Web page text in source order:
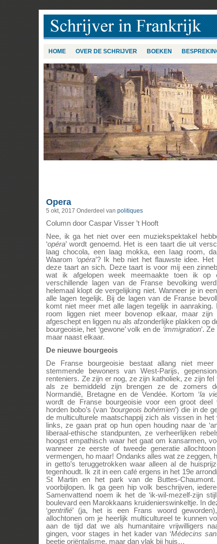
HOME OVER DE SCHRIJVER BOEKEN
Opera
5 okt, 2017 Onderdeel van politiques
Column door Caspar Visser ’t Hooft
Nee, ik ga het niet over een muziekspektakel
‘opéra’ wordt genoemd. Het is een taart die uit
laag chocola, een laag mokka, een laag room,
Waarom ‘opéra’? Ik heb niet het flauwste idee.
deze taart an sich. Deze taart is voor mij een
wat ik afgelopen week meemaakte toen ik op
verschillende lagen van de Franse bevolking
helemaal klopt de vergelijking niet. Wanneer je in een
alle lagen tegelijk. Bij de lagen van de Franse
komt niet meer met alle lagen tegelijk in
room liggen niet meer bovenop elkaar, maar
afgeschept en liggen nu als afzonderlijke plakken op
bourgeoisie, het ‘gewone’ volk en de ‘immigration’.
maar naast elkaar.
De nieuwe bourgeois
De Franse bourgeoisie bestaat allang niet
stemmende bewoners van West-Parijs,
renteniers. Ze zijn er nog, ze zijn katholiek, ze zijn
als ze bemiddeld zijn brengen ze de zomers
Normandië, Bretagne en de Vendée. Kortom ‘la
wordt de Franse bourgeoisie voor een groot deel
horden bobo’s (van ‘bourgeois bohémien’) die in de
de multiculturele maatschappij zich als vissen in
links, ze gaan prat op hun open houding naar de
liberaal-ethische standpunten, ze verheerlijken
hoogst empathisch waar het gaat om kansarmen,
wanneer ze eerste of tweede generatie
vermengen, ho maar! Ondanks alles wat ze zeggen,
in getto’s teruggetrokken waar alleen al de
tegenhoudt. Ik zit in een café ergens in het 19e
St Martin en het park van de Buttes-
voorbijlopen. Ik ga geen hip volk beschrijven,
Samenvattend noem ik het de ‘ik-wil-mezelf-zijn
boulevard een Marokkaans kruidenierswinkeltje. In
‘gentrifié’ (ja, het is een Frans woord
allochtonen om je heerlijk multicultureel te kunnen
aan de tijd dat we als humanitaire vrijwilligers
gingen, voor stages in het kader van ‘Médecins
beetje oriëntalisme, maar dan vlak bij huis…